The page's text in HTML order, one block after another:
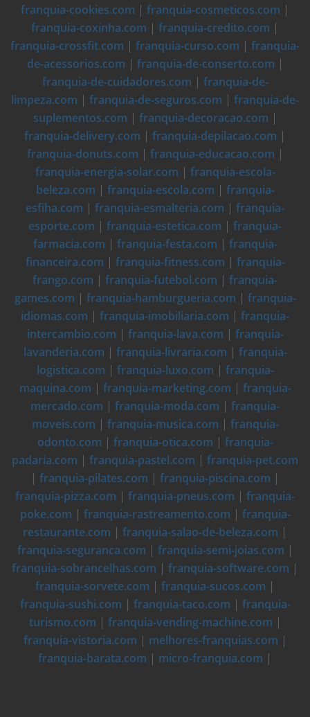
franquia-cookies.com | franquia-cosmeticos.com |
franquia-coxinha.com | franquia-credito.com |
franquia-crossfit.com | franquia-curso.com | franquia-
de-acessorios.com | franquia-de-conserto.com |
franquia-de-cuidadores.com | franquia-de-
limpeza.com | franquia-de-seguros.com | franquia-de-
suplementos.com | franquia-decoracao.com |
franquia-delivery.com | franquia-depilacao.com |
franquia-donuts.com | franquia-educacao.com |
franquia-energia-solar.com | franquia-escola-
beleza.com | franquia-escola.com | franquia-
esfiha.com | franquia-esmalteria.com | franquia-
esporte.com | franquia-estetica.com | franquia-
farmacia.com | franquia-festa.com | franquia-
financeira.com | franquia-fitness.com | franquia-
frango.com | franquia-futebol.com | franquia-
games.com | franquia-hamburgueria.com | franquia-
idiomas.com | franquia-imobiliaria.com | franquia-
intercambio.com | franquia-lava.com | franquia-
lavanderia.com | franquia-livraria.com | franquia-
logistica.com | franquia-luxo.com | franquia-
maquina.com | franquia-marketing.com | franquia-
mercado.com | franquia-moda.com | franquia-
moveis.com | franquia-musica.com | franquia-
odonto.com | franquia-otica.com | franquia-
padaria.com | franquia-pastel.com | franquia-pet.com
| franquia-pilates.com | franquia-piscina.com |
franquia-pizza.com | franquia-pneus.com | franquia-
poke.com | franquia-rastreamento.com | franquia-
restaurante.com | franquia-salao-de-beleza.com |
franquia-seguranca.com | franquia-semi-joias.com |
franquia-sobrancelhas.com | franquia-software.com |
franquia-sorvete.com | franquia-sucos.com |
franquia-sushi.com | franquia-taco.com | franquia-
turismo.com | franquia-vending-machine.com |
franquia-vistoria.com | melhores-franquias.com |
franquia-barata.com | micro-franquia.com |